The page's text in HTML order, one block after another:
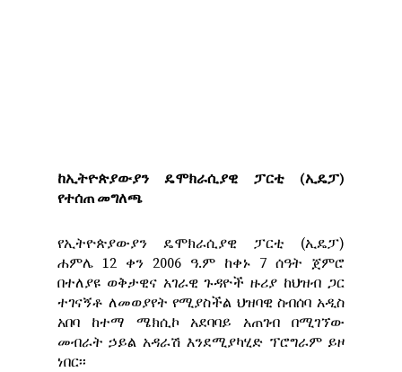
ከኢትዮጵያውያን ዴሞክራሲያዊ ፓርቲ (ኢዴፓ)
የተሰጠ መግለጫ
የኢትዮጵያውያን ዴሞክራሲያዊ ፓርቲ (ኢዴፓ)
ሐምሌ 12 ቀን 2006 ዓ.ም ከቀኑ 7 ሰዓት ጀምሮ
በተለያዩ ወቅታዊና አገራዊ ጉዳዮች ዙሪያ ከህዝብ ጋር
ተገናኝቶ ለመወያየት የሚያስችል ህዝባዊ ስብሰባ አዲስ
አበባ ከተማ ሜክሲኮ አደባባይ አጠገብ በሚገኘው
መብራት ኃይል አዳራሽ እንደሚያካሂድ ፕሮግራም ይዞ
ነበር፡፡